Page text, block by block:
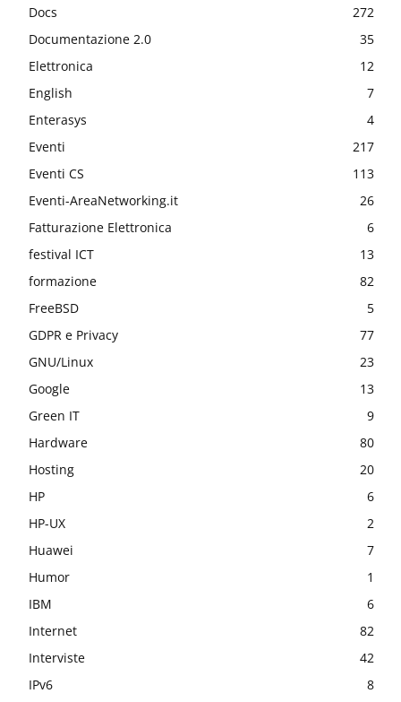
Docs
272
Documentazione 2.0
35
Elettronica
12
English
7
Enterasys
4
Eventi
217
Eventi CS
113
Eventi-AreaNetworking.it
26
Fatturazione Elettronica
6
festival ICT
13
formazione
82
FreeBSD
5
GDPR e Privacy
77
GNU/Linux
23
Google
13
Green IT
9
Hardware
80
Hosting
20
HP
6
HP-UX
2
Huawei
7
Humor
1
IBM
6
Internet
82
Interviste
42
IPv6
8